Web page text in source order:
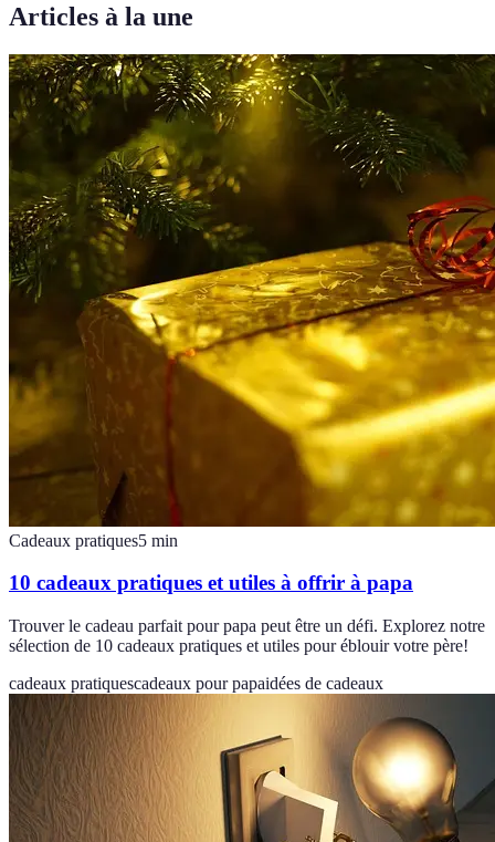
Articles à la une
Cadeaux pratiques5 min
10 cadeaux pratiques et utiles à offrir à papa
Trouver le cadeau parfait pour papa peut être un défi. Explorez notre
sélection de 10 cadeaux pratiques et utiles pour éblouir votre père!
cadeaux pratiquescadeaux pour papaidées de cadeaux